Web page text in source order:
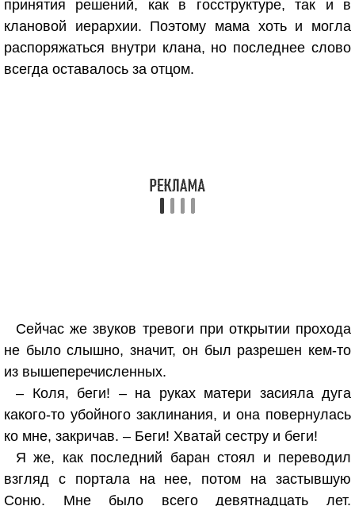
принятия решений, как в госструктуре, так и в
клановой иерархии. Поэтому мама хоть и могла
распоряжаться внутри клана, но последнее слово
всегда оставалось за отцом.
Сейчас же звуков тревоги при открытии прохода
не было слышно, значит, он был разрешен кем-то
из вышеперечисленных.
– Коля, беги! – на руках матери засияла дуга
какого-то убойного заклинания, и она повернулась
ко мне, закричав. – Беги! Хватай сестру и беги!
Я же, как последний баран стоял и переводил
взгляд с портала на нее, потом на застывшую
Соню. Мне было всего девятнадцать лет.